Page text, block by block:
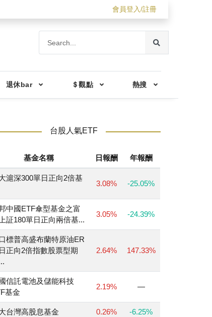
會員登入/註冊
退休bar ＄觀點 熱搜
台股人氣ETF
基金名稱 日報酬 年報酬
滬深300單日正向2倍基
3.08% -25.05%
中國ETF傘型基金之富
証180單日正向兩倍基...
3.05% -24.39%
標普高盛布蘭特原油ER
正向2倍指數股票型期
2.64% 147.33%
信託電池及儲能科技
基金
2.19% —
台灣高股息基金 0.26% -6.25%